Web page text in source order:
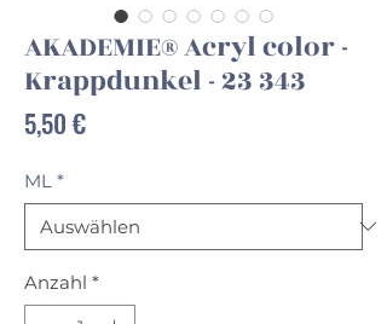
AKADEMIE® Acryl color -
Krappdunkel - 23 343
5,50 €Preis
ML *
Anzahl *